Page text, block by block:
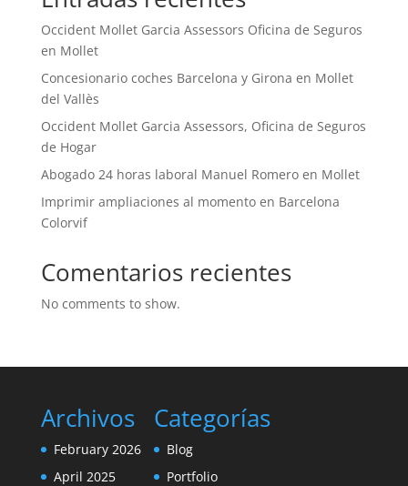
Occident Mollet Garcia Assessors Oficina de Seguros
en Mollet
Concesionario coches Barcelona y Girona en Mollet
del Vallès
Occident Mollet Garcia Assessors, Oficina de Seguros
de Hogar
Abogado 24 horas laboral Manuel Romero en Mollet
Imprimir ampliaciones al momento en Barcelona
Colorvif
Comentarios recientes
No comments to show.
Archivos
February 2026
April 2025
Categorías
Blog
Portfolio